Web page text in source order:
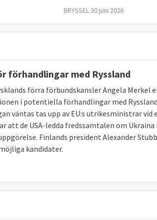
BRYSSEL 30 juni 2026
förhandlingar med Ryssland
förra förbundskansler Angela Merkel
i potentiella förhandlingar med
väntas tas upp av EU:s utrikesministrar
att de USA-ledda fredssamtalen om
Finlands president Alexander
kandidater.